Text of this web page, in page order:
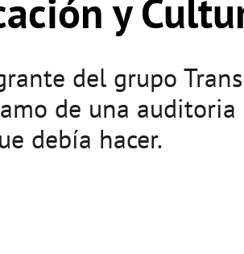
y
del grupo
de una
debía hacer.